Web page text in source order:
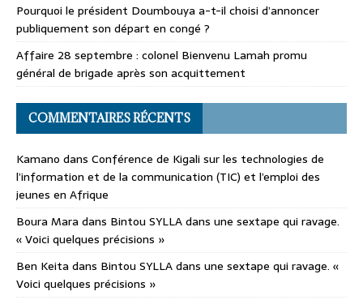
Pourquoi le président Doumbouya a-t-il choisi d’annoncer
publiquement son départ en congé ?
Affaire 28 septembre : colonel Bienvenu Lamah promu
général de brigade après son acquittement
COMMENTAIRES RÉCENTS
Kamano dans Conférence de Kigali sur les technologies de
l’information et de la communication (TIC) et l’emploi des
jeunes en Afrique
Boura Mara dans Bintou SYLLA dans une sextape qui ravage.
« Voici quelques précisions »
Ben Keita dans Bintou SYLLA dans une sextape qui ravage. «
Voici quelques précisions »